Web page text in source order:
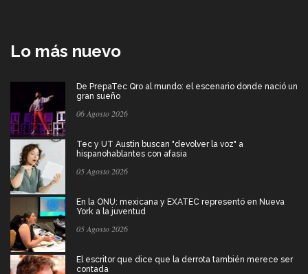
Lo más nuevo
De PrepaTec Qro al mundo: el escenario donde nació un
gran sueño
06 Agosto 2026
Tec y UT Austin buscan "devolver la voz" a
hispanohablantes con afasia
05 Agosto 2026
En la ONU: mexicana y EXATEC representó en Nueva
York a la juventud
05 Agosto 2026
El escritor que dice que la derrota también merece ser
contada